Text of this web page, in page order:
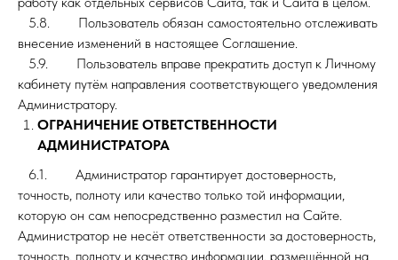
5.8. Пользователь обязан самостоятельно отслеживать
внесение изменений в настоящее Соглашение.
5.9. Пользователь вправе прекратить доступ к Личному
кабинету путём направления соответствующего уведомления
Администратору.
ОГРАНИЧЕНИЕ ОТВЕТСТВЕННОСТИ
АДМИНИСТРАТОРА
6.1. Администратор гарантирует достоверность,
точность, полноту или качество только той информации,
которую он сам непосредственно разместил на Сайте.
Администратор не несёт ответственности за достоверность,
точность, полноту и качество информации, размещённой на